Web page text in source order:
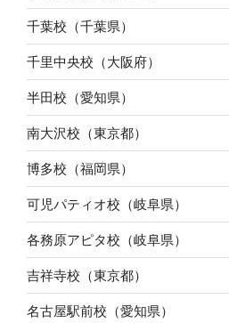
千葉校（千葉県）
千里中央校（大阪府）
半田校（愛知県）
南大沢校（東京都）
博多校（福岡県）
可児パティオ校（岐阜県）
各務原アピタ校（岐阜県）
吉祥寺校（東京都）
名古屋駅前校（愛知県）